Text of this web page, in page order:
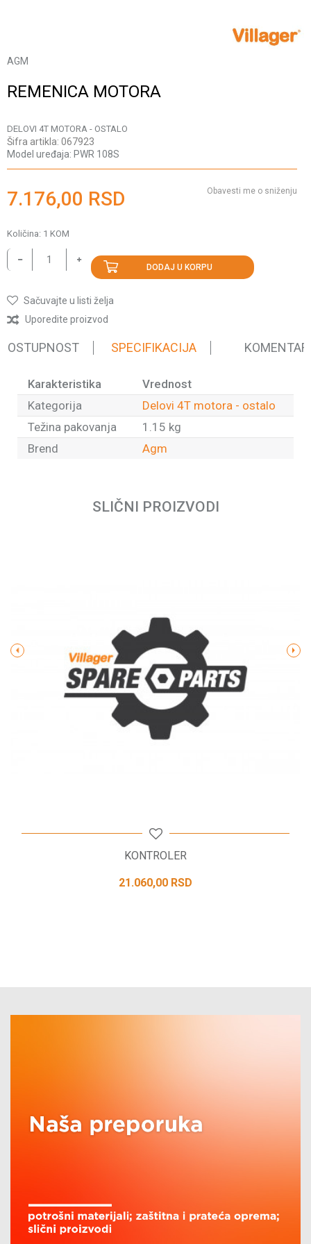
AGM
REMENICA MOTORA
DELOVI 4T MOTORA - OSTALO
Šifra artikla: 067923
Model uređaja: PWR 108S
7.176,00 RSD Obavesti me o sniženju
Količina: 1 KOM
DODAJ U KORPU
Sačuvajte u listi želja
Uporedite proizvod
SPECIFIKACIJA
Karakteristika
Vrednost
Kategorija
Delovi 4T motora - ostalo
Težina pakovanja
1.15 kg
Brend
Agm
POŠALJI
SLIČNI PROIZVODI
KONTROLER
21.060,00 RSD